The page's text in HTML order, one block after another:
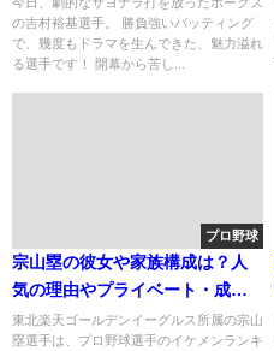
今日、劇的なサヨナラ打を放ったホークス
の吉村裕基選手。 勝負強いバッティング
で、幾度もドラマを生んできた、魅力溢れ
る選手です！ 開幕から苦し...
プロ野球
宗山塁の彼女や家族構成は？人
気の理由やプライベート・成績
も紹介
東北楽天ゴールデンイーグルス所属の宗山
塁選手は、プロ野球選手のイケメンランキ